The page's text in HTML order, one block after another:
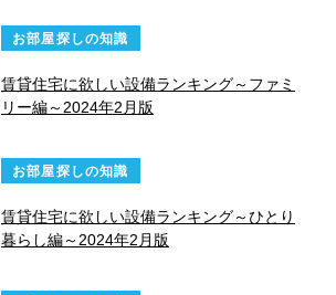
お部屋探しの知識
賃貸住宅に欲しい設備ランキング～ファミ
リー編～2024年2月版
お部屋探しの知識
賃貸住宅に欲しい設備ランキング～ひとり
暮らし編～2024年2月版